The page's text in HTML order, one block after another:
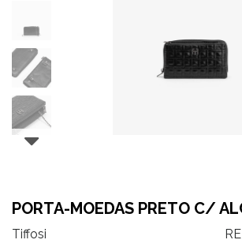
PORTA-MOEDAS PRETO C/
Tiffosi